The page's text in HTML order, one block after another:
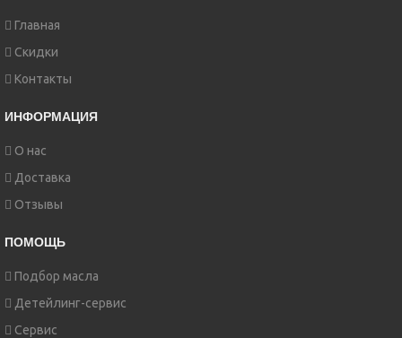
Главная
Скидки
Контакты
ИНФОРМАЦИЯ
О нас
Доставка
Отзывы
ПОМОЩЬ
Подбор масла
Детейлинг-сервис
Сервис